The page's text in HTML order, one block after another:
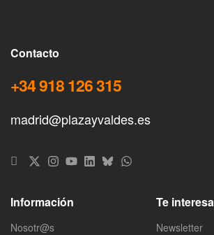
Contacto
+34 918 126 315
madrid@plazayvaldes.es
Información
Nosotr@s
Te interesa
Newsletter